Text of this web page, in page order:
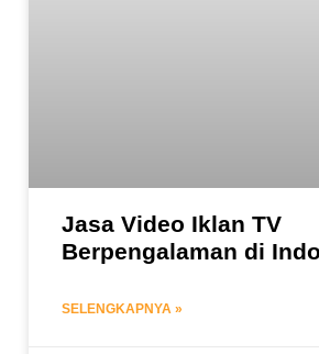
Jasa Video Iklan TV
Berpengalaman di
SELENGKAPNYA »